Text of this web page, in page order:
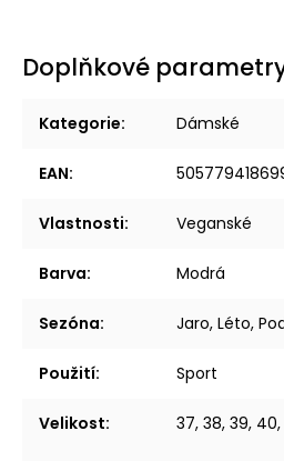
Doplňkové
Kategorie: Dámské
EAN:
Vlastnosti: Veganské
Barva: Modrá
Sezóna: Jaro, Léto,
Použití: Sport
Velikost: 37, 38, 39,